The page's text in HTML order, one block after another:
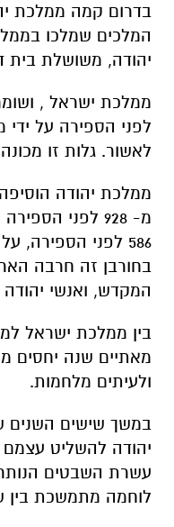
בדרום קמה ממלכת
המלכים שמלכו
יהודה, משושלת בית
לפני הספירה על
לאשור. גלות זו
מ- 928 לפני
586 לפני הספירה,
בחורבן זה חרבה
המקדש, ואנשי יהודה
בין ממלכת ישראל
מאתיים שנה יחסים
ולעיתים מלחמות.
במשך שישים השנים
יהודה להשליט
עשרת השבטים
לוחמה מתמשכת בין